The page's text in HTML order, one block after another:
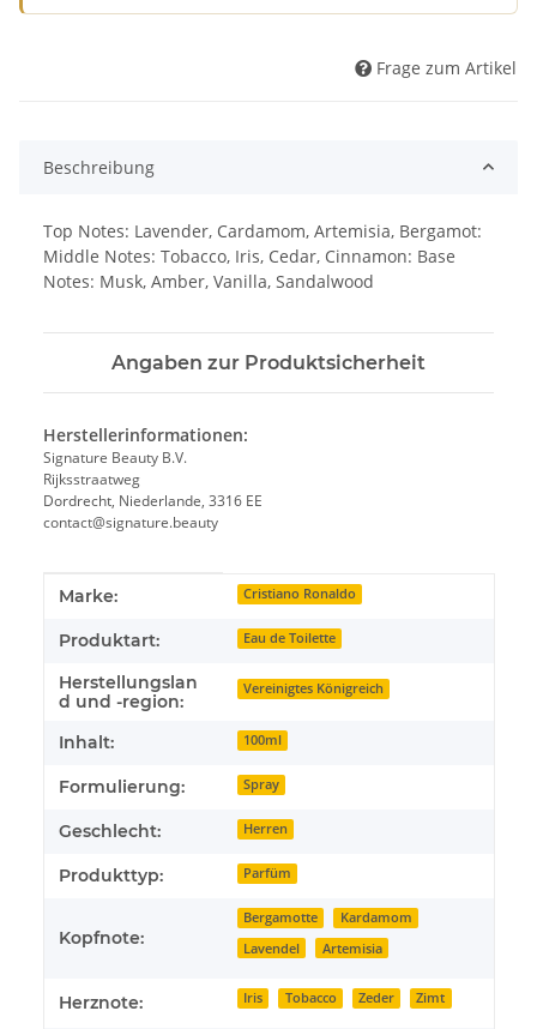
Frage zum Artikel
Beschreibung
Top Notes: Lavender, Cardamom, Artemisia, Bergamot:
Middle Notes: Tobacco, Iris, Cedar, Cinnamon: Base
Notes: Musk, Amber, Vanilla, Sandalwood
Angaben zur Produktsicherheit
Herstellerinformationen:
Signature Beauty B.V.
Rijksstraatweg
Dordrecht, Niederlande, 3316 EE
contact@signature.beauty
Produkteigenschaft
Wert
Marke: Cristiano Ronaldo
Produktart: Eau de Toilette
Herstellungslan
d und -region:
Vereinigtes Königreich
Inhalt: 100ml
Formulierung: Spray
Geschlecht: Herren
Produkttyp: Parfüm
Kopfnote:
Bergamotte
Kardamom
Lavendel
Artemisia
Herznote: Iris Tobacco Zeder Zimt